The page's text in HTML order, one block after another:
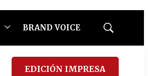
BRAND VOICE
Mostrar
EDICIÓN IMPRESA